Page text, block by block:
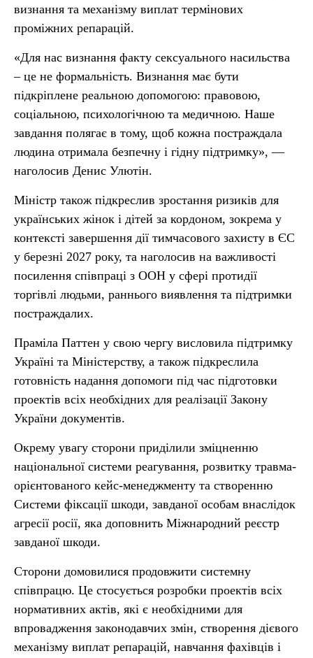
визнання та механізму виплат термінових
проміжних репарацій.
«Для нас визнання факту сексуального насильства
– це не формальність. Визнання має бути
підкріплене реальною допомогою: правовою,
соціальною, психологічною та медичною. Наше
завдання полягає в тому, щоб кожна постраждала
людина отримала безпечну і гідну підтримку», —
наголосив Денис Улютін.
Міністр також підкреслив зростання ризиків для
українських жінок і дітей за кордоном, зокрема у
контексті завершення дії тимчасового захисту в ЄС
у березні 2027 року, та наголосив на важливості
посилення співпраці з ООН у сфері протидії
торгівлі людьми, раннього виявлення та підтримки
постраждалих.
Праміла Паттен у свою чергу висловила підтримку
Україні та Міністерству, а також підкреслила
готовність надання допомоги під час підготовки
проектів всіх необхідних для реалізації Закону
України документів.
Окрему увагу сторони приділили зміцненню
національної системи реагування, розвитку травма-
орієнтованого кейс-менеджменту та створенню
Системи фіксації шкоди, завданої особам внаслідок
агресії росії, яка доповнить Міжнародний реєстр
завданої шкоди.
Сторони домовилися продовжити системну
співпрацю. Це стосується розробки проектів всіх
нормативних актів, які є необхідними для
впровадження законодавчих змін, створення дієвого
механізму виплат репарацій, навчання фахівців і